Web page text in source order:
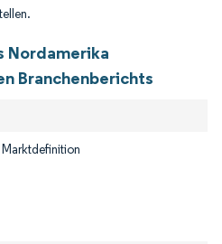
Nordamerika
Branchenberichts